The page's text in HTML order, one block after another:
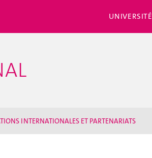
UNIVERSITÉ
INTERNATIONALES ET PARTENARIATS